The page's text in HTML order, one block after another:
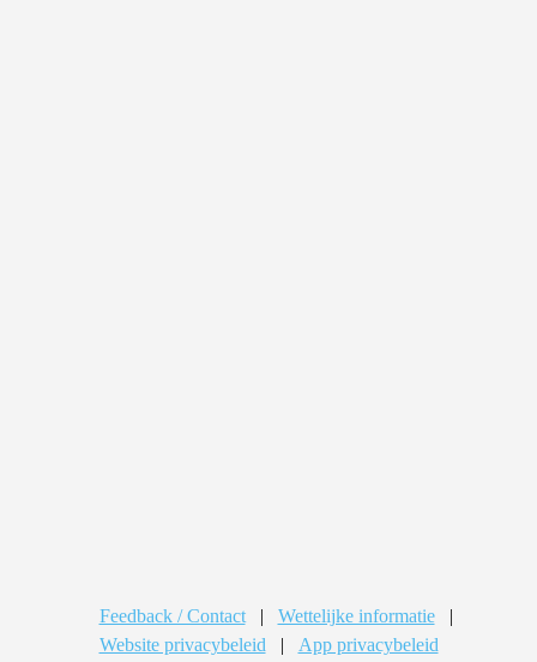
Feedback / Contact | Wettelijke informatie
|
Website privacybeleid
| App privacybeleid